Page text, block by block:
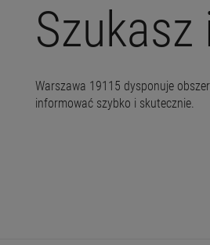
Warszawa 19115 dysponuje
informować szybko i skutecznie.